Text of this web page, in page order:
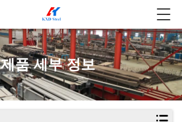
제품 세부 정보